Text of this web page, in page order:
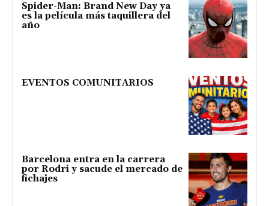
Spider-Man: Brand New Day ya
es la película más taquillera del
año
EVENTOS COMUNITARIOS
Barcelona entra en la carrera
por Rodri y sacude el mercado de
fichajes